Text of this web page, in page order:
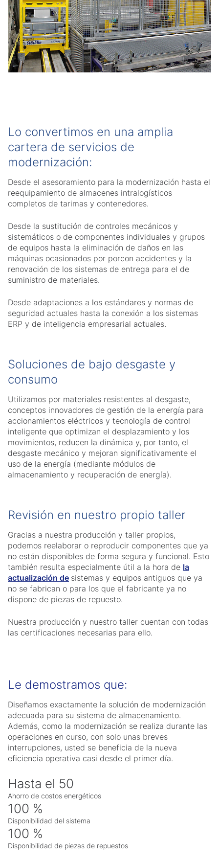
Lo convertimos en una amplia
cartera de servicios de
modernización:
Desde el asesoramiento para la modernización hasta el
reequipamiento de almacenes intralogísticos
completos de tarimas y contenedores.
Desde la sustitución de controles mecánicos y
sistemáticos o de componentes individuales y grupos
de equipos hasta la eliminación de daños en las
máquinas ocasionados por porcon accidentes y la
renovación de los sistemas de entrega para el de
suministro de materiales.
Desde adaptaciones a los estándares y normas de
seguridad actuales hasta la conexión a los sistemas
ERP y de inteligencia empresarial actuales.
Soluciones de bajo desgaste y
consumo
Utilizamos por materiales resistentes al desgaste,
conceptos innovadores de gestión de la energía para
accionamientos eléctricos y tecnología de control
inteligente que optimizan el desplazamiento y los
movimientos, reducen la dinámica y, por tanto, el
desgaste mecánico y mejoran significativamente el
uso de la energía (mediante módulos de
almacenamiento y recuperación de energía).
Revisión en nuestro propio taller
Gracias a nuestra producción y taller propios,
podemos reelaborar o reproducir componentes que ya
no están disponibles de forma segura y funcional. Esto
también resulta especialmente útil a la hora de la
actualización de sistemas y equipos antiguos que ya
no se fabrican o para los que el fabricante ya no
dispone de piezas de repuesto.
Nuestra producción y nuestro taller cuentan con todas
las certificaciones necesarias para ello.
Le demostramos que:
Diseñamos exactamente la solución de modernización
adecuada para su sistema de almacenamiento.
Además, como la modernización se realiza durante las
operaciones en curso, con solo unas breves
interrupciones, usted se beneficia de la nueva
eficiencia operativa casi desde el primer día.
Hasta el 50
Ahorro de costos energéticos
100 %
Disponibilidad del sistema
100 %
Disponibilidad de piezas de repuestos